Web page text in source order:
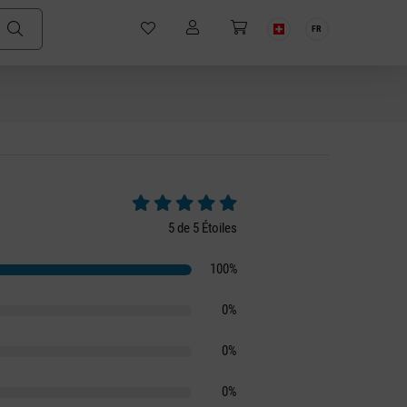
FR
Note moyenne de 5 sur 5 étoiles
5 de 5 Étoiles
100%
0%
0%
0%